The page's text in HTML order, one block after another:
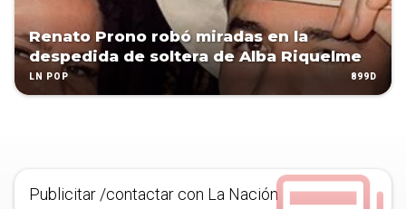
Renato Prono robó miradas en la
despedida de soltera de Alba Riquelme
LN POP 899D
Publicitar /contactar con La Nación